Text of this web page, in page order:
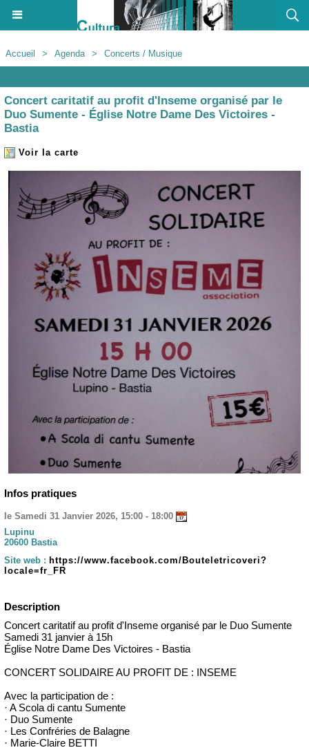
Accueil > Agenda > Concerts / Musique
Concert caritatif au profit d'Inseme organisé par le
Duo Sumente - Église Notre Dame Des Victoires -
Bastia
Voir la carte
Infos pratiques
le Samedi 31 Janvier 2026, 15:00 - 18:00
Lupinu
20600 Bastia
Site web : https://www.facebook.com/Bouteletricoveri?
locale=fr_FR
Description
Concert caritatif au profit d'Inseme organisé par le Duo Sumente
Samedi 31 janvier à 15h
Église Notre Dame Des Victoires - Bastia
CONCERT SOLIDAIRE AU PROFIT DE : INSEME
Avec la participation de :
· A Scola di cantu Sumente
· Duo Sumente
· Les Confréries de Balagne
· Marie-Claire BETTI